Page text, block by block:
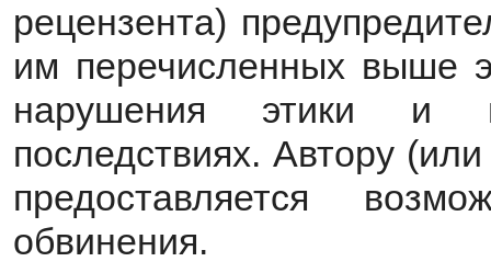
рецензента)
им перечисленных выше
нарушения этики и
последствиях. Автору
предоставляется
обвинения.